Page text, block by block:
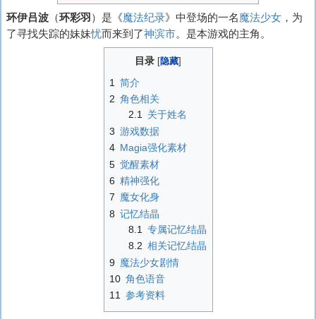
环伊吕波（环彩羽 ）是《魔法纪录》中登场的一名魔法少女，为
了寻找失踪的妹妹忧而来到了神滨市。是本游戏的主角。
目录
1
简介
2 角色相关
2.1 关于姓名
3 游戏数据
4 Magia强化素材
5 觉醒素材
6 精神强化
7 魔女化身
8 记忆结晶
8.1
专属记忆结晶
8.2 相关记忆结晶
9 魔法少女剧情
10 角色语音
11 参考资料